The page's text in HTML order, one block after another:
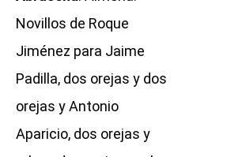
Novillos de Roque
Jiménez para Jaime
Padilla, dos orejas y dos
orejas y Antonio
Aparicio, dos orejas y